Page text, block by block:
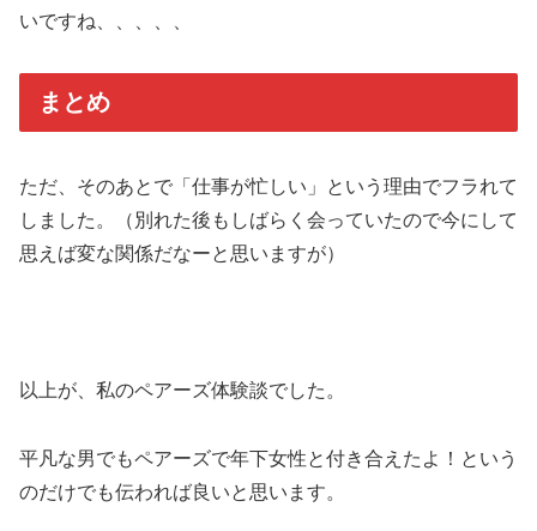
いですね、、、、、
まとめ
ただ、そのあとで「仕事が忙しい」という理由でフラれて
しました。（別れた後もしばらく会っていたので今にして
思えば変な関係だなーと思いますが）
以上が、私のペアーズ体験談でした。
平凡な男でもペアーズで年下女性と付き合えたよ！という
のだけでも伝われば良いと思います。